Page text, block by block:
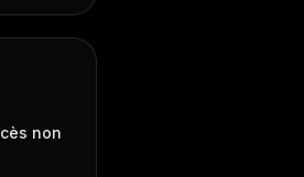
non